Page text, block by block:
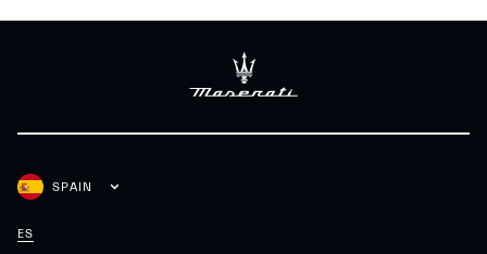
SPAIN
ES